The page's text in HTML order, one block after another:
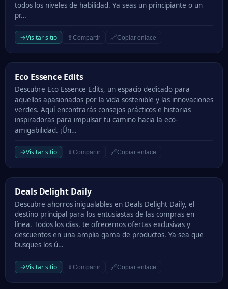
todos los niveles de habilidad. Ya seas un principiante o un
pr…
→Visitar sitio ⇪ Compartir 🔗Copiar enlace
Eco Essence Edits
Eco Essence Edits
Descubre Eco Essence Edits, un espacio dedicado para
aquellos apasionados por la vida sostenible y las innovaciones
verdes. Aquí encontrarás consejos prácticos e historias
inspiradoras para impulsar tu camino hacia la eco-
amigabilidad. ¡Ún…
→Visitar sitio ⇪ Compartir 🔗Copiar enlace
Deals Delight Daily
Deals Delight Daily
Descubre ahorros inigualables en Deals Delight Daily, el
destino principal para los entusiastas de las compras en
línea. Todos los días, te ofrecemos ofertas exclusivas y
descuentos en una amplia gama de productos. Ya sea que
busques los ú…
→Visitar sitio ⇪ Compartir 🔗Copiar enlace